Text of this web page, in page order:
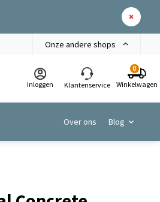
Onze andere shops
Inloggen Klantenservice
0
Winkelwagen
Over ons Blog